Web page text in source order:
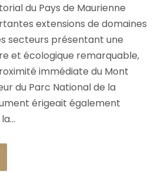
du Pays de Maurienne
extensions de domaines
secteurs présentant une
et écologique remarquable,
immédiate du Mont
du Parc National de la
érigeait également